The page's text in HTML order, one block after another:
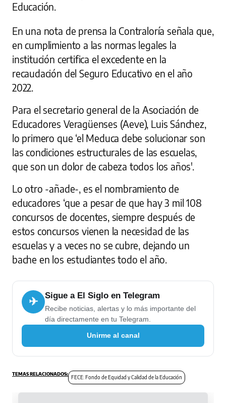
Educación.
En una nota de prensa la Contraloría señala que,
en cumplimiento a las normas legales la
institución certifica el excedente en la
recaudación del Seguro Educativo en el año
2022.
Para el secretario general de la Asociación de
Educadores Veragüenses (Aeve), Luis Sánchez,
lo primero que ‘el Meduca debe solucionar son
las condiciones estructurales de las escuelas,
que son un dolor de cabeza todos los años'.
Lo otro -añade-, es el nombramiento de
educadores ‘que a pesar de que hay 3 mil 108
concursos de docentes, siempre después de
estos concursos vienen la necesidad de las
escuelas y a veces no se cubre, dejando un
bache en los estudiantes todo el año.
✈ Sigue a El Siglo en Telegram
Recibe noticias, alertas y lo más importante del
día directamente en tu Telegram.
Unirme al canal
FECE: Fondo de Equidad y Calidad de la Educación